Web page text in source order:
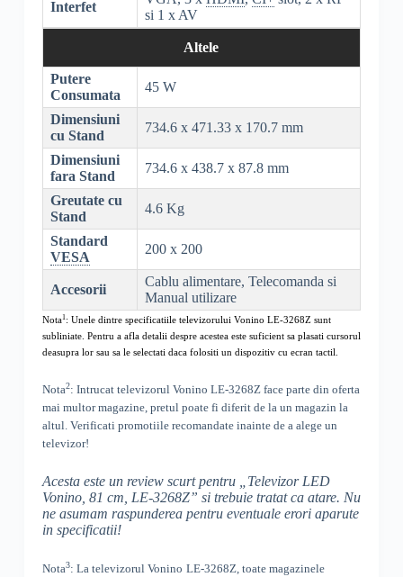
Interfet
si 1 x AV
Altele
Putere
Consumata
45 W
Dimensiuni
cu Stand
734.6 x 471.33 x 170.7 mm
Dimensiuni
fara Stand
734.6 x 438.7 x 87.8 mm
Greutate cu
Stand
4.6 Kg
Standard
VESA
200 x 200
Accesorii
Cablu alimentare, Telecomanda si
Manual utilizare
Nota1: Unele dintre specificatiile televizorului Vonino LE-3268Z sunt
subliniate. Pentru a afla detalii despre acestea este suficient sa plasati cursorul
deasupra lor sau sa le selectati daca folositi un dispozitiv cu ecran tactil.
Nota2: Intrucat televizorul Vonino LE-3268Zface parte din oferta
mai multor magazine, pretul poate fi diferit de la un magazin la
altul. Verificati promotiile recomandate inainte de a alege un
televizor!
Acesta este un review scurt pentru „ Televizor LED
Vonino, 81 cm, LE-3268Z” si trebuie tratat ca atare. Nu
ne asumam raspunderea pentru eventuale erori aparute
in specificatii!
Nota3: La televizorul Vonino LE-3268Z, toatemagazinele